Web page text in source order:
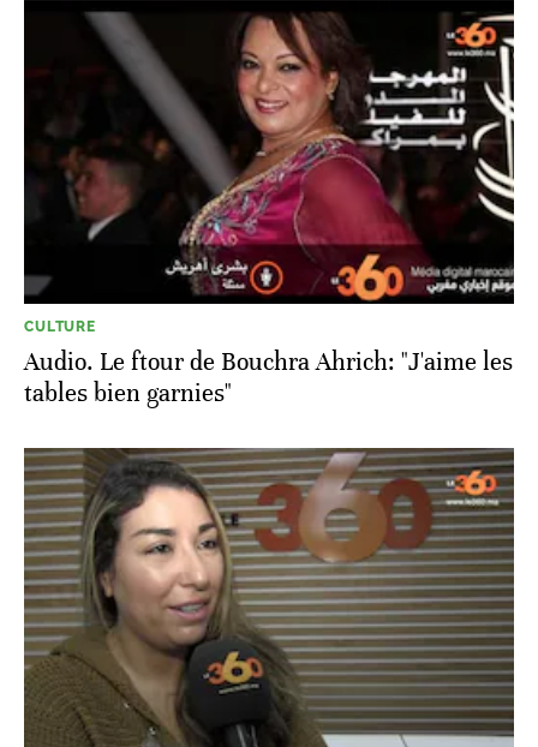
CULTURE
Audio. Le ftour de Bouchra Ahrich: "J'aime les
tables bien garnies"